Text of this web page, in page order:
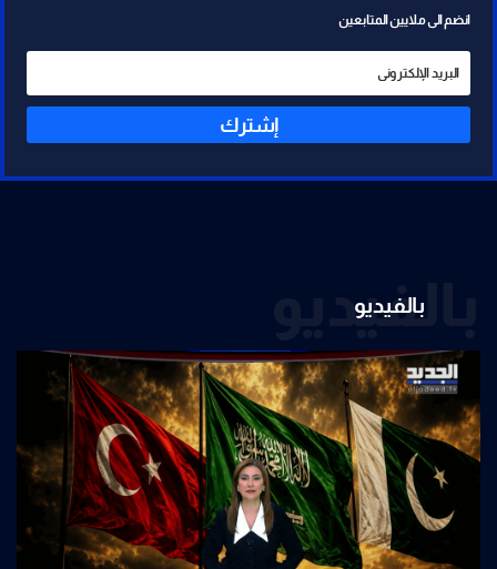
انضم الى ملايين المتابعين
إشترك
بالفيديو
بالفيديو